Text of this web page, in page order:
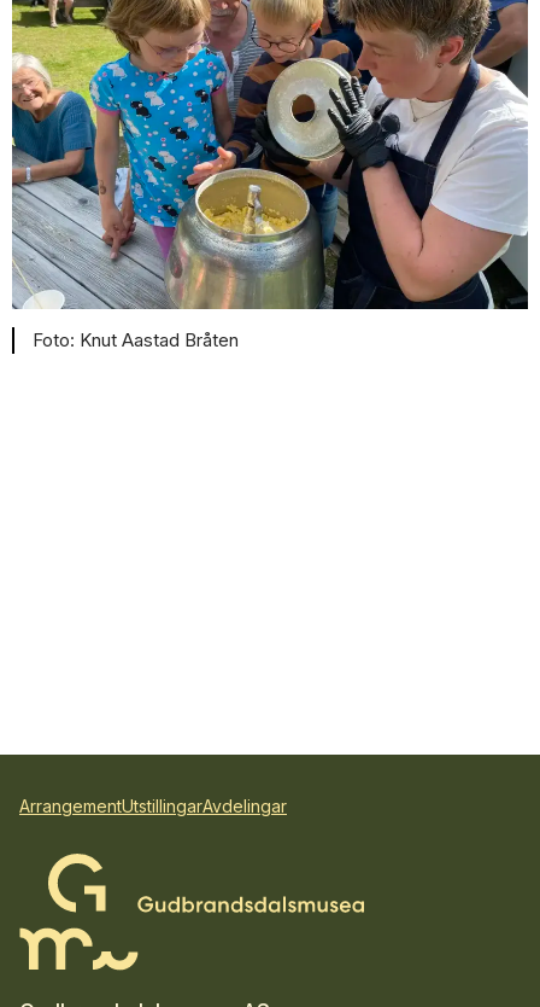
Knut Aastad Bråten
ArrangementUtstillingarAvdelingar